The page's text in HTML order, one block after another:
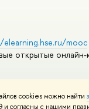
cookies можно найти
согласны с нашими
mooc
открытые онлайн-